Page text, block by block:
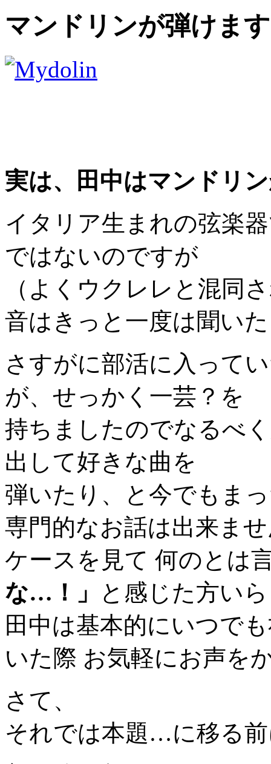
マンドリンが弾けま
実は、田中はマンドリ
イタリア生まれの弦楽
ではないのですが
（よくウクレレと混同
音はきっと一度は聞い
さすがに部活に入って
が、せっかく一芸？を
持ちましたのでなるべ
出して好きな曲を
弾いたり、と今でもま
専門的なお話は出来ま
ケースを見て 何のとは
な…！」
と感じた方い
田中は基本的にいつで
いた際 お気軽にお声を
さて、
それでは本題…に移る